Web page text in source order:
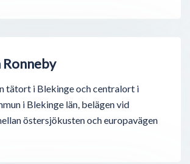
Ronneby
tätort i Blekinge och centralort i
i Blekinge län, belägen vid
östersjökusten och europavägen